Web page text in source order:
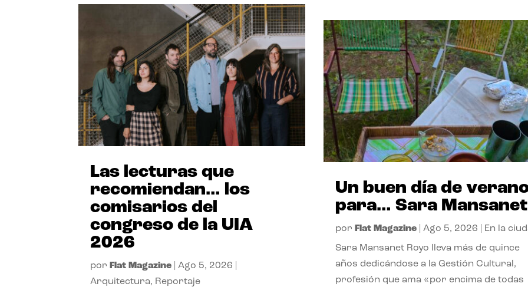
Las lecturas que
recomiendan… los
comisarios del
congreso de la UIA
2026
por Flat Magazine |Ago 5, 2026
Arquitectura, Reportaje
Un buen día de
para… Sara Mansanet
por Flat Magazine| Ago 5, 2026 En la
Sara Mansanet Royo lleva más de quince
años dedicándose a la Gestión Cultural,
profesión que ama «por encima de todas